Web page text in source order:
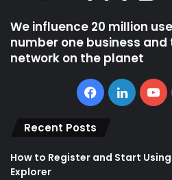
We influence 20 million
number one business
network on the planet
Facebook
LinkedIn
Recent Posts
How to Register and Start
Explorer